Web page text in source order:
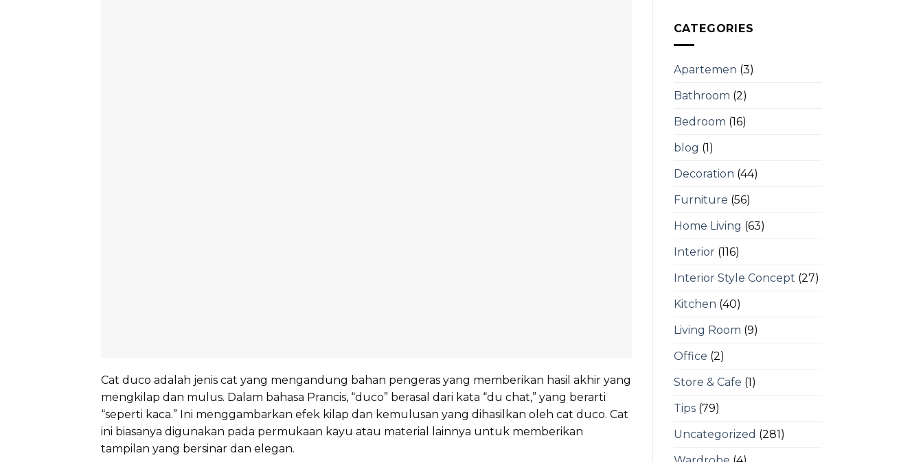
Cat duco adalah jenis cat yang mengandung bahan pengeras yang memberikan hasil akhir yang
mengkilap dan mulus. Dalam bahasa Prancis, “duco” berasal dari kata “du chat,” yang berarti
“seperti kaca.” Ini menggambarkan efek kilap dan kemulusan yang dihasilkan oleh cat duco. Cat
ini biasanya digunakan pada permukaan kayu atau material lainnya untuk memberikan
tampilan yang bersinar dan elegan.
CATEGORIES
Apartemen (3)
Bathroom (2)
Bedroom (16)
blog (1)
Decoration (44)
Furniture (56)
Home Living (63)
Interior(116)
Interior Style Concept (27)
Kitchen (40)
Living Room (9)
Office (2)
Store & Cafe (1)
Tips(79)
Uncategorized (281)